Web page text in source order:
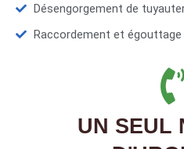
Désengorgement de
Raccordement et égouttage
UN SEUL